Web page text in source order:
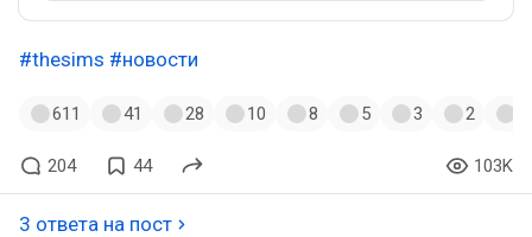
#thesims #новости
611 41 28 10 8 5 3 2
204 44 103K
3 ответа на пост